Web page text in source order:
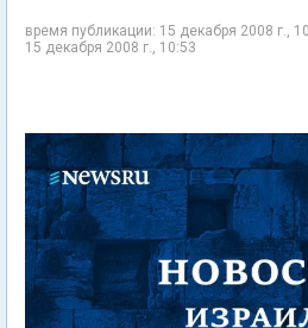
время публикации: 15 декабря 2008 г.,
15 декабря 2008 г., 10:53